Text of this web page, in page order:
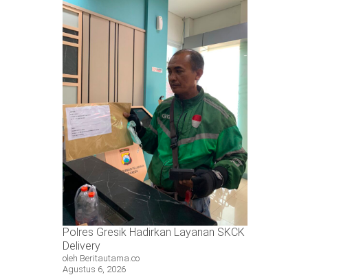
Polres Gresik Hadirkan Layanan SKCK
Delivery
oleh Beritautama.co
Agustus 6, 2026